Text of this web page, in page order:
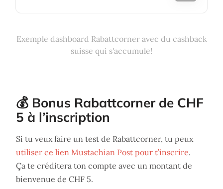
Exemple dashboard Rabattcorner avec du cashback
suisse qui s'accumule!
💰 Bonus Rabattcorner de CHF
5 à l’inscription
Si tu veux faire un test de Rabattcorner, tu peux
utiliser ce lien Mustachian Post pour t’inscrire.
Ça te créditera ton compte avec un montant de
bienvenue de CHF 5.